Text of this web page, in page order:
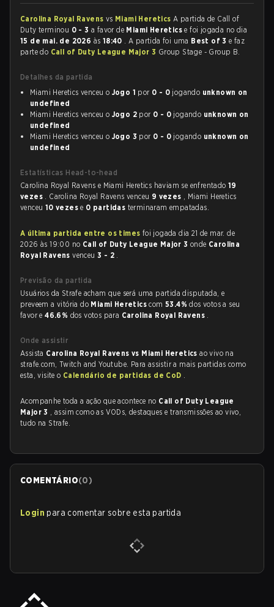
Carolina Royal Ravens vs Miami HereticsA partida de Call of
Duty terminou 0 - 3 a favor de Miami Hereticse foi jogada no dia
15 de mai. de 2026 às 18:40 . A partida foi uma Best of 3e faz
parte do Call of Duty League Major 3 Group Stage - Group B.
Detalhes da partida
Miami Heretics venceu o Jogo 1 por 0 - 0 jogando unknown on
undefined
Miami Heretics venceu o Jogo 2 por 0 - 0 jogando unknown on
undefined
Miami Heretics venceu o Jogo 3 por 0 - 0 jogando unknown on
undefined
Estatísticas Head-to-head
Carolina Royal Ravens e Miami Heretics haviam se enfrentado 19
vezes . Carolina Royal Ravens venceu 9 vezes , Miami Heretics
venceu 10 vezese 0 partidas terminaram empatadas.
A última partida entre os times foi jogada dia 21 de mar. de
2026 às 19:00 no Call of Duty League Major 3onde Carolina
Royal Ravensvenceu3 - 2 .
Previsão da partida
Usuários da Strafe acham que será uma partida disputada, e
preveem a vitória do Miami Hereticscom53.4%dos votos a seu
favor e46.6% dos votos para Carolina Royal Ravens .
Onde assistir
Assista Carolina Royal Ravens vs Miami Hereticsao vivo na
strafe.com, Twitch and Youtube. Para assistir a mais partidas como
esta, visite o Calendário de partidas de CoD .
Acompanhe toda a ação que acontece no Call of Duty League
Major 3 , assim como as VODs, destaques e transmissões ao vivo,
tudo na Strafe.
COMENTÁRIO(0)
Login para comentar sobre esta partida